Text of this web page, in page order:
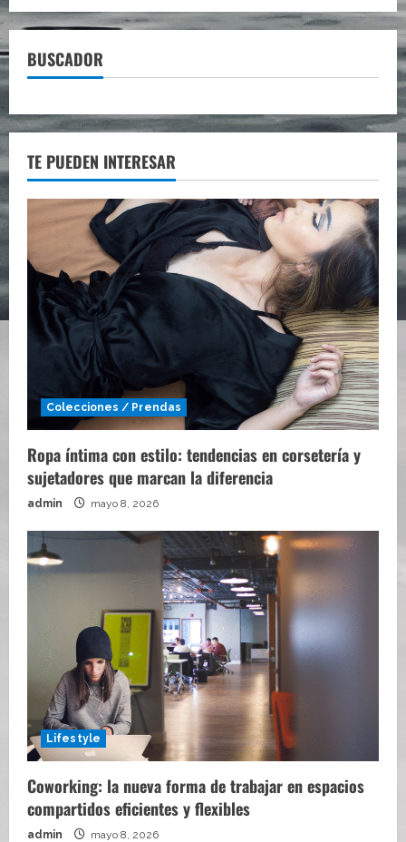
BUSCADOR
TE PUEDEN INTERESAR
Colecciones / Prendas
Ropa íntima con estilo: tendencias en corsetería y
sujetadores que marcan la diferencia
admin mayo 8, 2026
Lifestyle
Coworking: la nueva forma de trabajar en espacios
compartidos eficientes y flexibles
admin mayo 8, 2026